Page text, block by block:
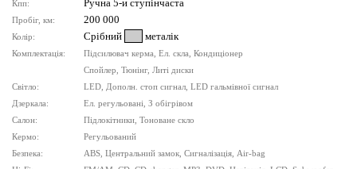
Кпп: Ручна 5-и ступінчаста
Пробіг, км: 200 000
Колір: Срібний металік
Комплектація:
Підсилювач керма, Ел. скла, Кондиціонер
Спойлер, Тюнінг, Литі диски
Світло:
LED, Дополн. стоп сигнал, LED гальмівної сигнал
Дзеркала:
Ел. регульовані, З обігрівом
Салон:
Підлокітники, Тоноване скло
Кермо:
Регульований
Безпека:
ABS, Центральний замок, Сигналізація, Air-bag